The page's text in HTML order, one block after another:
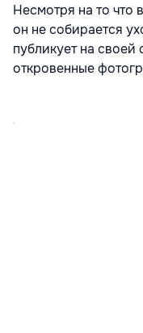
Несмотря на то что
он не собирается
публикует на своей
откровенные